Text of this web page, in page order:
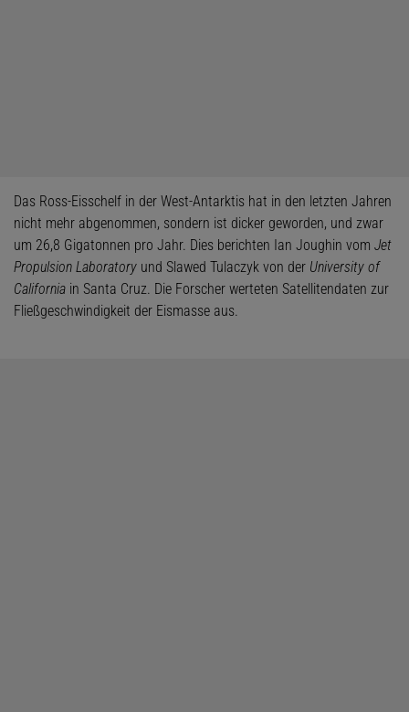
Das Ross-Eisschelf in der West-Antarktis hat in den letzten Jahren
nicht mehr abgenommen, sondern ist dicker geworden, und zwar
um 26,8 Gigatonnen pro Jahr. Dies berichten Ian Joughin vom Jet
Propulsion Laboratory und Slawed Tulaczyk von der University of
California in Santa Cruz. Die Forscher werteten Satellitendaten zur
Fließgeschwindigkeit der Eismasse aus.